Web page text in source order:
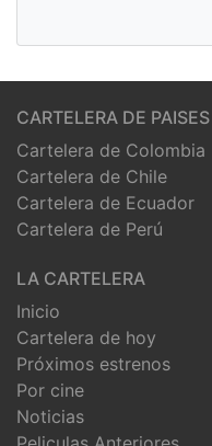
CARTELERA DE PAISES
Cartelera de Colombia
Cartelera de Chile
Cartelera de Ecuador
Cartelera de Perú
LA CARTELERA
Inicio
Cartelera de hoy
Próximos estrenos
Por cine
Noticias